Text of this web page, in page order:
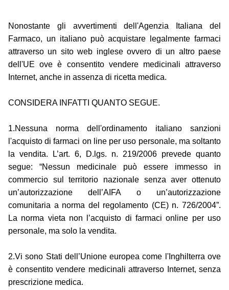
Nonostante gli avvertimenti dell'Agenzia Italiana del
Farmaco, un italiano può acquistare legalmente farmaci
attraverso un sito web inglese ovvero di un altro paese
dell'UE ove è consentito vendere medicinali attraverso
Internet, anche in assenza di ricetta medica.
CONSIDERA INFATTI QUANTO SEGUE.
1.Nessuna norma dell'ordinamento italiano sanzioni
l'acquisto di farmaci on line per uso personale, ma soltanto
la vendita. L’art. 6, D.lgs. n. 219/2006 prevede quanto
segue: “Nessun medicinale può essere immesso in
commercio sul territorio nazionale senza aver ottenuto
un’autorizzazione dell’AIFA o un’autorizzazione
comunitaria a norma del regolamento (CE) n. 726/2004”.
La norma vieta non l’acquisto di farmaci online per uso
personale, ma solo la vendita.
2.Vi sono Stati dell’Unione europea come l'Inghilterra ove
è consentito vendere medicinali attraverso Internet, senza
prescrizione medica.